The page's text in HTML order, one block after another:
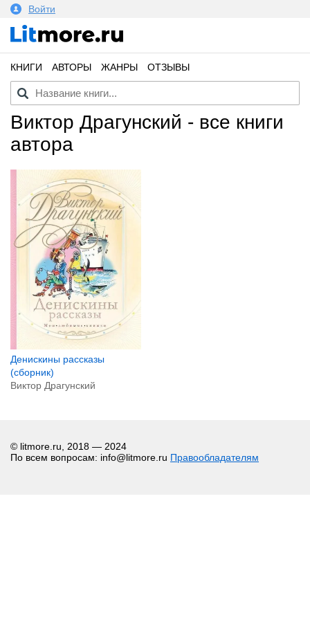
Войти
КНИГИ АВТОРЫ ЖАНРЫ ОТЗЫВЫ
Виктор Драгунский - все книги
автора
Денискины рассказы
(сборник)
Виктор Драгунский
© litmore.ru, 2018 — 2024
По всем вопросам: info@litmore.ru Правообладателям